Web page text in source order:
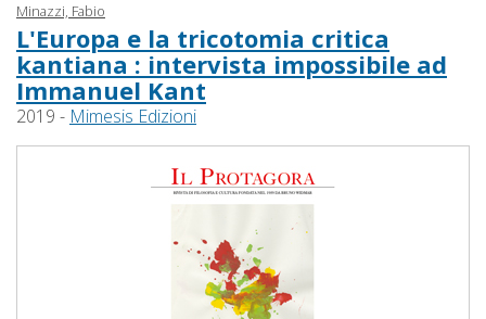
Minazzi, Fabio
L'Europa e la tricotomia critica
kantiana : intervista impossibile ad
Immanuel Kant
2019 - Mimesis Edizioni